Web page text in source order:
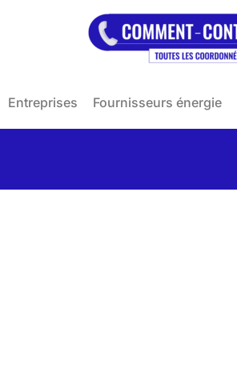
Entreprises Fournisseurs énergie